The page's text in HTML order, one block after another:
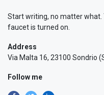
Start writing, no matter
faucet is turned on.
Address
Via Malta 16, 23100 Sondrio
Follow me